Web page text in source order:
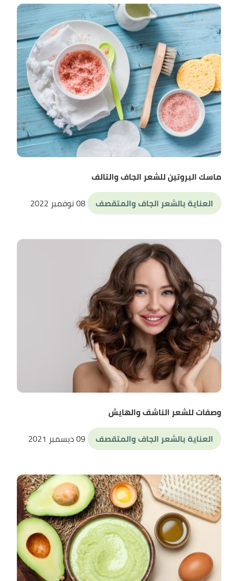
ماسك البروتين للشعر الجاف والتالف
العناية بالشعر الجاف والمتقصف
08 نوفمبر 2022
وصفات للشعر الناشف والهايش
العناية بالشعر الجاف والمتقصف
09 ديسمبر 2021